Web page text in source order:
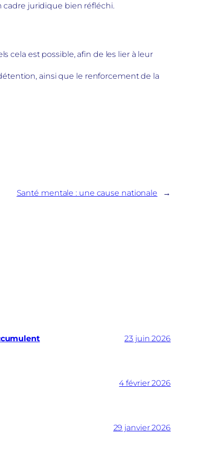
cadre juridique bien réfléchi.
cela est possible, afin de les lier à leur
ainsi que le renforcement de la
Santé mentale : une cause nationale →
23 juin 2026
4 février 2026
29 janvier 2026